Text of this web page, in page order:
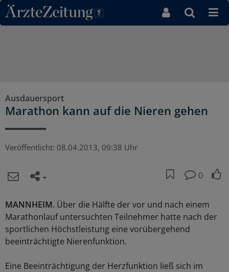
Direkt zum Inhaltsbereich
Ausdauersport
Marathon kann auf die Nieren gehen
Veröffentlicht: 08.04.2013, 09:38 Uhr
0
MANNHEIM. Über die Hälfte der vor und nach einem
Marathonlauf untersuchten Teilnehmer hatte nach der
sportlichen Höchstleistung eine vorübergehend
beeinträchtigte Nierenfunktion.
Eine Beeinträchtigung der Herzfunktion ließ sich im